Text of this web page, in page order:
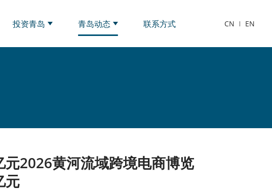
投资青岛 青岛动态 联系方式 CN EN
2026黄河流域跨境电商博览
元